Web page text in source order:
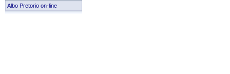
Albo Pretorio on-line